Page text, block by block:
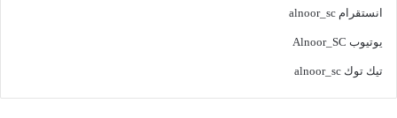
انستقرام alnoor_sc
يوتيوب Alnoor_SC
تيك توك alnoor_sc